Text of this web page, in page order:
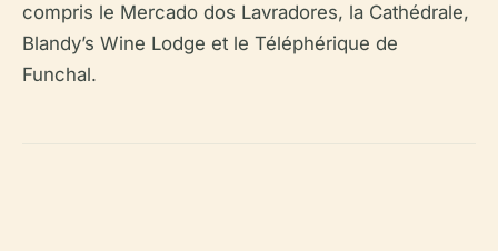
compris le Mercado dos Lavradores, la Cathédrale,
Blandy’s Wine Lodge et le Téléphérique de
Funchal.